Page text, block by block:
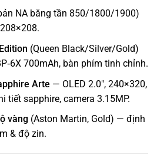
NA băng tần 850/1800/1900)
(Queen Black/Silver/Gold)
700mAh, bàn phím tinh chỉnh.
Arte — OLED 2.0″, 240×320,
tiết sapphire, camera 3.15MP.
vàng(Aston Martin, Gold) — định
& độ zin.